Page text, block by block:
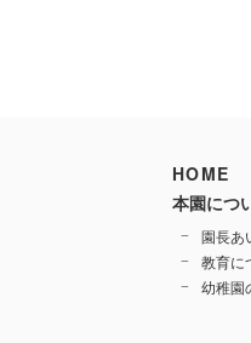
HOME
本園につ
園長あ
教育に
幼稚園